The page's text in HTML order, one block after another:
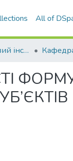
All of
Навчально-науковий інститут економіки, управління, права та інформаційних технологій